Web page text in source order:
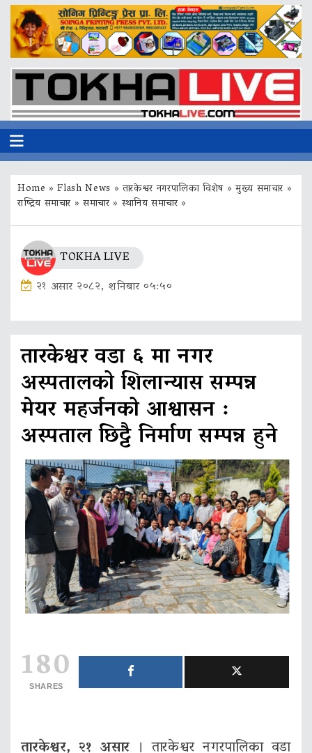
Home »Flash News »तारकेश्वर नगरपालिका विशेष » मुख्य समाचार »
राष्ट्रिय समाचार »समाचार» स्थानिय समाचार»
TOKHA LIVE
२१ असार २०८२, शनिबार ०५:५०
तारकेश्वर वडा ६ मा नगर
अस्पतालको शिलान्यास सम्पन्न
मेयर महर्जनको आश्वासन :
अस्पताल छिट्टै निर्माण सम्पन्न हुने
180
SHARES